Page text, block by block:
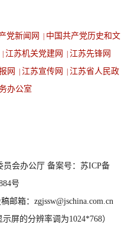
党新闻网
中国共产党历史和文
江苏机关党建网
江苏先锋网
网 江苏宣传网
江苏省人民政
办公室
会办公厅 备案号：苏ICP备
号
邮箱：zgjssw@jschina.com.cn
屏的分辨率调为1024*768）